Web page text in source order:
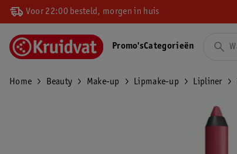
Voor 22:00 besteld, morgen in huis
Promo'sCategorieën
Home Beauty Make-up Lipmake-up Lipliner